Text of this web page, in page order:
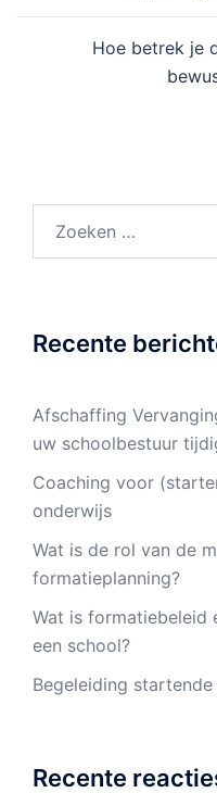
Hoe betrek je
naar:
Recente
Afschaffing
uw schoolbestuur
Coaching voor
onderwijs
Wat is de rol van de
formatieplanning?
Wat is formatiebeleid
een school?
Begeleiding
Recente